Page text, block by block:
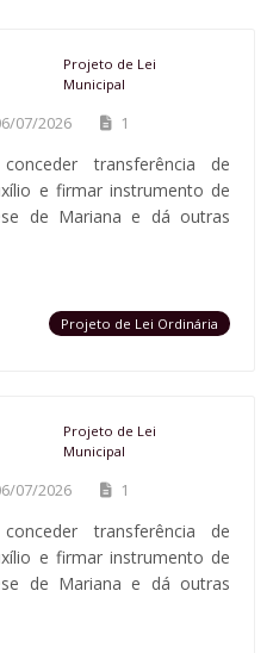
Projeto de Lei
Municipal
07/2026 1
transferência de
e firmar instrumento de
de Mariana e dá outras
Projeto de Lei Ordinária
Projeto de Lei
Municipal
07/2026 1
transferência de
e firmar instrumento de
de Mariana e dá outras